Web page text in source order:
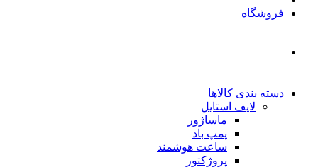
فروشگاه
دسته بندی کالاها
لایف استایل
ماساژور
پمپ باد
ساعت هوشمند
پروژکتور